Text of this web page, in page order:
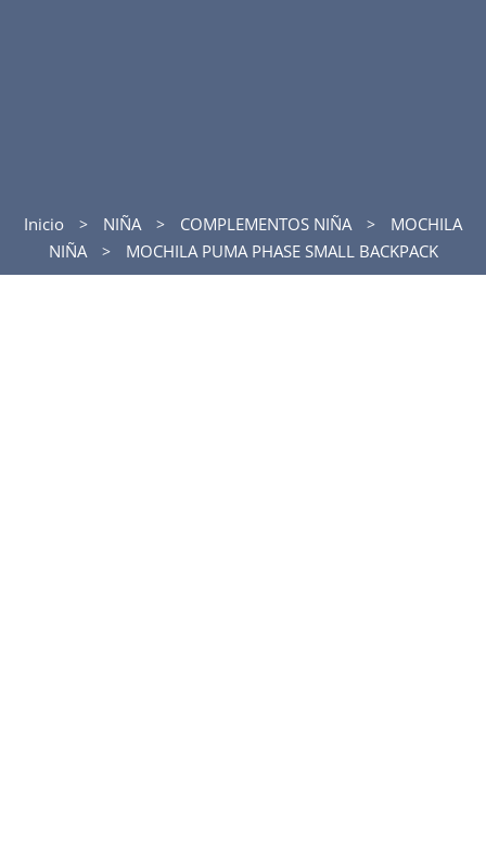
Inicio NIÑA COMPLEMENTOS NIÑA
MOCHILA
NIÑA
MOCHILA PUMA PHASE SMALL BACKPACK